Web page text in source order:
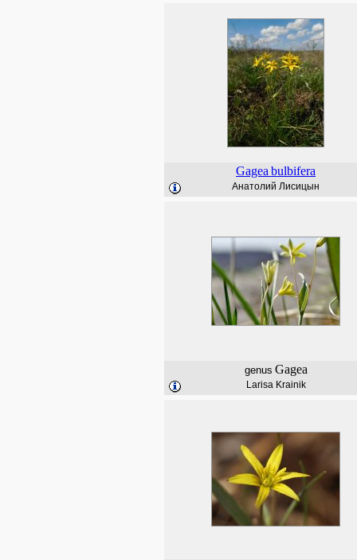
Gagea bulbifera
Анатолий Лисицын
genus Gagea
Larisa Krainik